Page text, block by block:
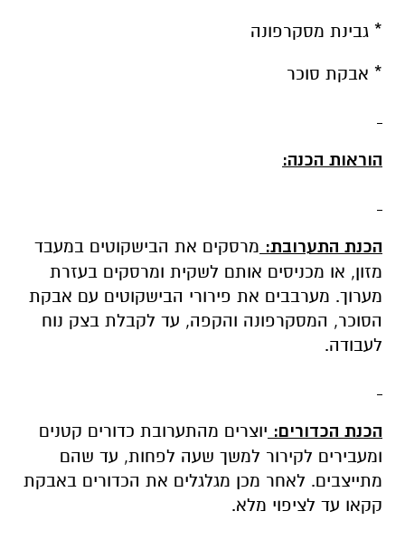
* גבינת מסקרפונה
* אבקת סוכר
הוראות הכנה:
הכנת התערובת: מרסקים את הבישקוטים במעבד
מזון, או מכניסים אותם לשקית ומרסקים בעזרת
מערוך. מערבבים את פירורי הבישקוטים עם אבקת
הסוכר, המסקרפונה והקפה, עד לקבלת בצק נוח
לעבודה.
הכנת הכדורים: יוצרים מהתערובת כדורים קטנים
ומעבירים לקירור למשך שעה לפחות, עד שהם
מתייצבים. לאחר מכן מגלגלים את הכדורים באבקת
קקאו עד לציפוי מלא.